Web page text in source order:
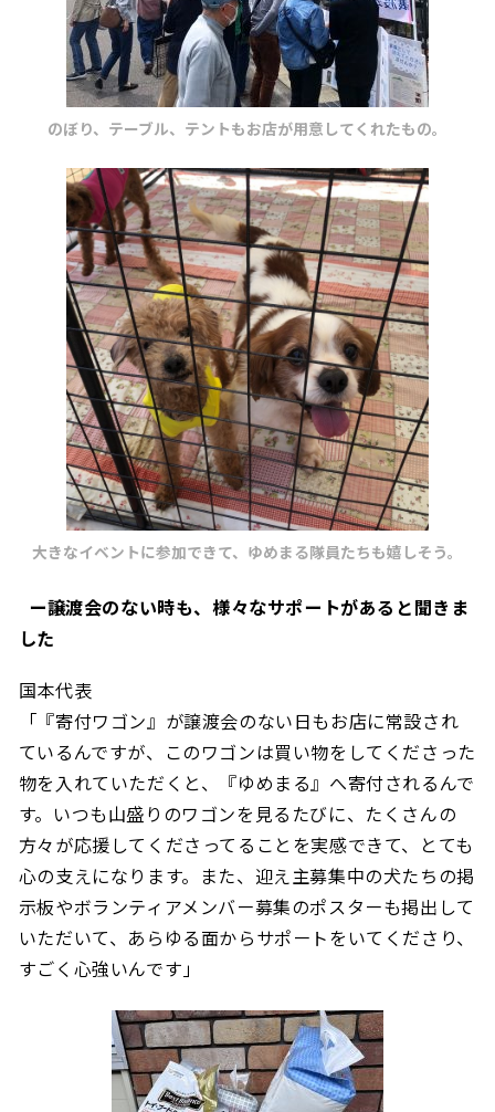
のぼり、テーブル、テントもお店が用意してくれたもの。
大きなイベントに参加できて、ゆめまる隊員たちも嬉しそう。
ー譲渡会のない時も、様々なサポートがあると聞きま
した
国本代表
「『寄付ワゴン』が譲渡会のない日もお店に常設され
ているんですが、このワゴンは買い物をしてくださった
物を入れていただくと、『ゆめまる』へ寄付されるんで
す。いつも山盛りのワゴンを見るたびに、たくさんの
方々が応援してくださってることを実感できて、とても
心の支えになります。また、迎え主募集中の犬たちの掲
示板やボランティアメンバー募集のポスターも掲出して
いただいて、あらゆる面からサポートをいてくださり、
すごく心強いんです」